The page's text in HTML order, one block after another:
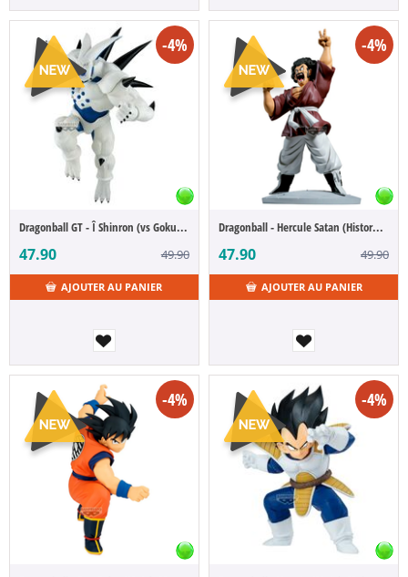
-4%
Dragonball GT - Î Shinron (vs Goku SSJ4) (Match Makers)
47.90 49.90
AJOUTER AU PANIER
-4%
Dragonball - Hercule Satan (History Box)
47.90 49.90
AJOUTER AU PANIER
-4% -4%